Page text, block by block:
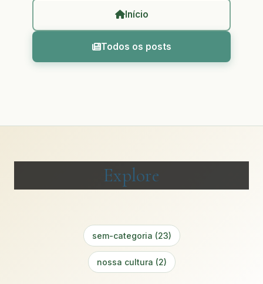
Início
Todos os posts
Explore
sem-categoria (23)
nossa cultura (2)